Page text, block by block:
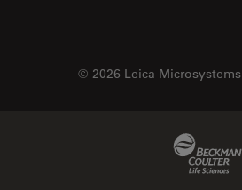
© 2026 Leica Microsystems